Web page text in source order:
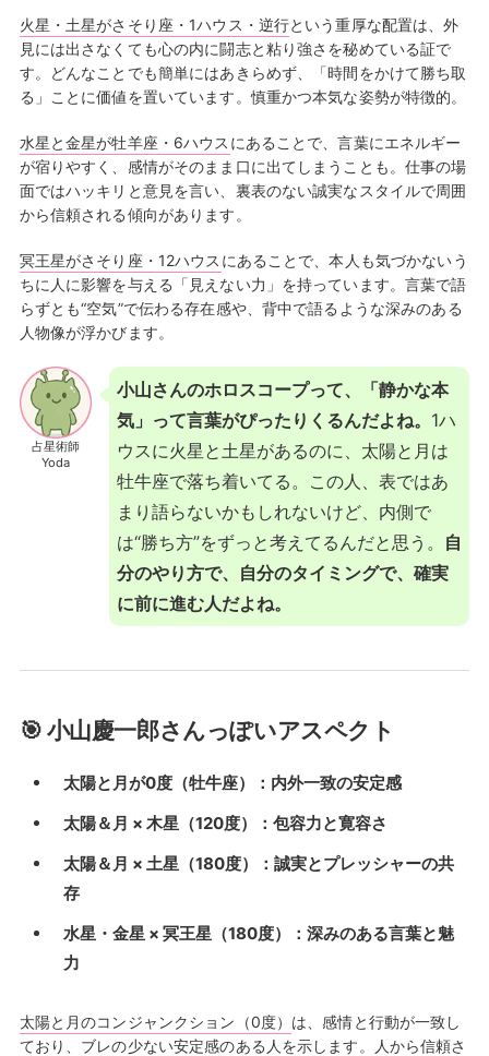
火星・土星がさそり座・1ハウス・逆行という重厚な配置は、外
見には出さなくても心の内に闘志と粘り強さを秘めている証で
す。どんなことでも簡単にはあきらめず、「時間をかけて勝ち取
る」ことに価値を置いています。慎重かつ本気な姿勢が特徴的。
水星と金星が牡羊座・6ハウス にあることで、言葉にエネルギー
が宿りやすく、感情がそのまま口に出てしまうことも。仕事の場
面ではハッキリと意見を言い、裏表のない誠実なスタイルで周囲
から信頼される傾向があります。
冥王星がさそり座・12ハウス にあることで、本人も気づかないう
ちに人に影響を与える「見えない力」を持っています。言葉で語
らずとも“空気”で伝わる存在感や、背中で語るような深みのある
人物像が浮かびます。
占星術師
Yoda
小山さんのホロスコープって、「静かな本
気」って言葉がぴったりくるんだよね。 1ハ
ウスに火星と土星があるのに、太陽と月は
牡牛座で落ち着いてる。この人、表ではあ
まり語らないかもしれないけど、内側で
は“勝ち方”をずっと考えてるんだと思う。
自
分のやり方で、自分のタイミングで、確実
に前に進む人だよね。
🎯 小山慶一郎さんっぽいアスペクト
太陽と月が0度（牡牛座）：内外一致の安定感
太陽＆月 × 木星（120度）：包容力と寛容さ
太陽＆月 × 土星（180度）：誠実とプレッシャーの共
存
水星・金星 × 冥王星（180度）：深みのある言葉と魅
力
太陽と月のコンジャンクション（0度） は、感情と行動が一致し
ており、ブレの少ない安定感のある人を示します。人から信頼さ